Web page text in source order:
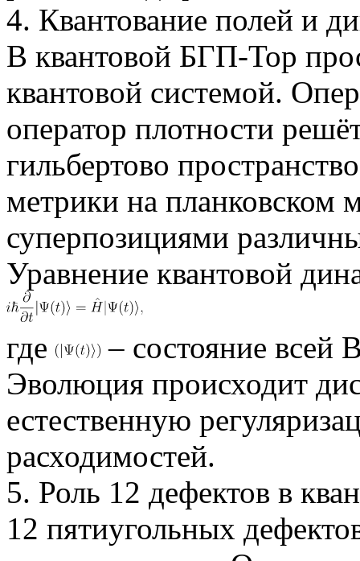
4. Квантование полей и
В квантовой БГП-Тор
квантовой системой.
оператор плотности
гильбертово
метрики на планковском
суперпозициями
Уравнение квантовой
где
– состояние всей
Эволюция происходит
естественную
расходимостей.
5. Роль 12 дефектов в
12 пятиугольных